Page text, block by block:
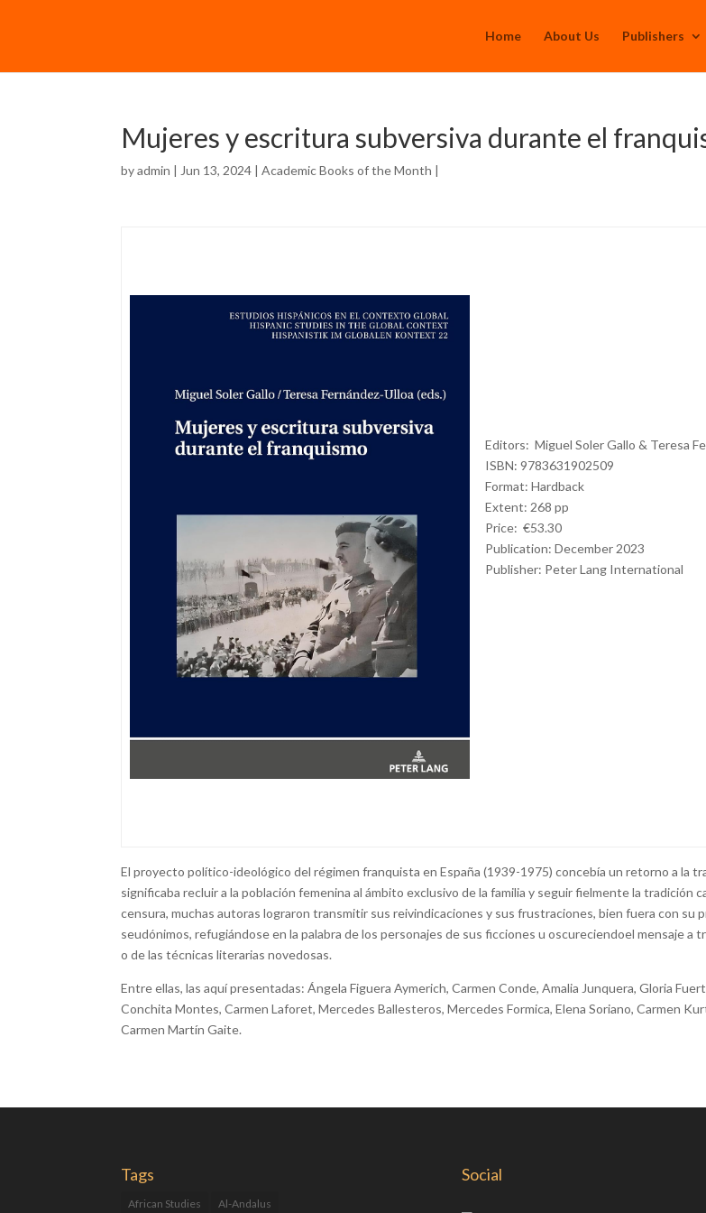
Home About Us Publishers
Mujeres y escritura subversiva durante el
byadmin | Jun 13, 2024 |Academic Books of the Month |
Editors: Miguel Soler Gallo & Teresa
ISBN: 9783631902509
Format: Hardback
Extent: 268 pp
Price: €53.30
Publication: December 2023
Publisher: Peter Lang International
El proyecto político-ideológico del régimen franquista en España (1939-1975) concebía un retorno a la
significaba recluir a la población femenina al ámbito exclusivo de la familia y seguir fielmente la tradición
censura, muchas autoras lograron transmitir sus reivindicaciones y sus frustraciones, bien fuera con su
seudónimos, refugiándose en la palabra de los personajes de sus ficciones u oscureciendoel mensaje a
o de las técnicas literarias novedosas.
Entre ellas, las aquí presentadas: Ángela Figuera Aymerich, Carmen Conde, Amalia Junquera, Gloria
Conchita Montes, Carmen Laforet, Mercedes Ballesteros, Mercedes Formica, Elena Soriano, Carmen
Carmen Martín Gaite.
Tags
African Studies Al-Andalus
Social